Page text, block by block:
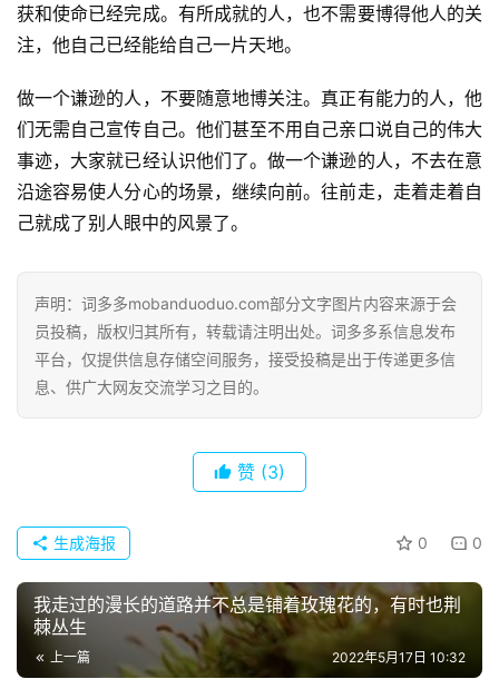
首
页
获和使命已经完成。有所成就的人，也不需要博得他人的关
注，他自己已经能给自己一片天地。
做一个谦逊的人，不要随意地博关注。真正有能力的人，他
们无需自己宣传自己。他们甚至不用自己亲口说自己的伟大
事迹，大家就已经认识他们了。做一个谦逊的人，不去在意
沿途容易使人分心的场景，继续向前。往前走，走着走着自
己就成了别人眼中的风景了。
声明：词多多mobanduoduo.com部分文字图片内容来源于会
员投稿，版权归其所有，转载请注明出处。词多多系信息发布
平台，仅提供信息存储空间服务，接受投稿是出于传递更多信
息、供广大网友交流学习之目的。
赞 (3)
0 0
生成海报
我走过的漫长的道路并不总是铺着玫瑰花的，有时也荆
棘丛生
上一篇 2022年5月17日 10:32